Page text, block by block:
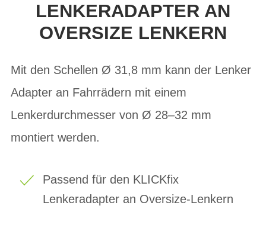
LENKERADAPTER AN
OVERSIZE LENKERN
Mit den Schellen Ø 31,8 mm kann der Lenker
Adapter an Fahrrädern mit einem
Lenkerdurchmesser von Ø 28–32 mm
montiert werden.
Passend für den KLICKfix
Lenkeradapter an Oversize-Lenkern